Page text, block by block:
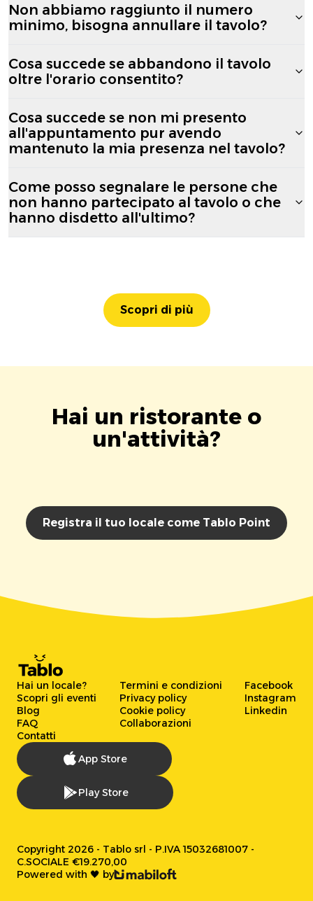
Non abbiamo raggiunto il numero
minimo, bisogna annullare il tavolo?
Cosa succede se abbandono il tavolo
oltre l'orario consentito?
Cosa succede se non mi presento
all'appuntamento pur avendo
mantenuto la mia presenza nel tavolo?
Come posso segnalare le persone che
non hanno partecipato al tavolo o che
hanno disdetto all'ultimo?
Scopri di più
Hai un ristorante o
un'attività?
Registra il tuo locale come Tablo Point
Hai un locale?
Scopri gli eventi
Blog
FAQ
Contatti
Termini e condizioni
Privacy policy
Cookie policy
Collaborazioni
Facebook
Instagram
Linkedin
App Store
Play Store
Copyright 2026 - Tablo srl - P.IVA 15032681007 -
C.SOCIALE €19.270,00
Powered with 🖤 by